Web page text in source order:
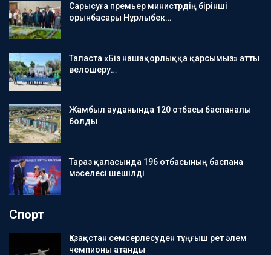
Сарысуға премьер министрдің бірінші
орынбасары Нұрлыбек…
Таласта «Біз нашақорлыққа қарсымыз» атты
велошеру…
Жамбыл ауданында 120 отбасы баспаналы
болды
Тараз қаласында 196 отбасының баспана
мәселесі шешілді
Спорт
Қазақстан семсерлесуден тұңғыш рет әлем
чемпионы атанды